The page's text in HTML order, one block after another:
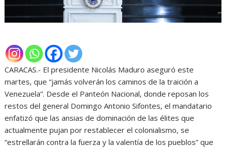
CARACAS.- El presidente Nicolás Maduro aseguró este
martes, que “jamás volverán los caminos de la traición a
Venezuela”. Desde el Panteón Nacional, donde reposan los
restos del general Domingo Antonio Sifontes, el mandatario
enfatizó que las ansias de dominación de las élites que
actualmente pujan por restablecer el colonialismo, se
“estrellarán contra la fuerza y la valentía de los pueblos” que